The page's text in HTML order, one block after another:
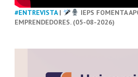
#ENTREVISTA|
IEPS FOMENTA
EMPRENDEDORES. (05-08-2026)